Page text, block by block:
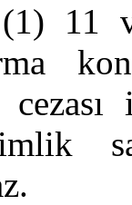
(1) 11